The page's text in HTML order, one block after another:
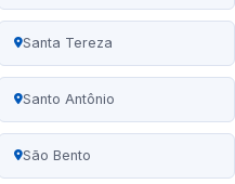
Santa Tereza
Santo Antônio
São Bento